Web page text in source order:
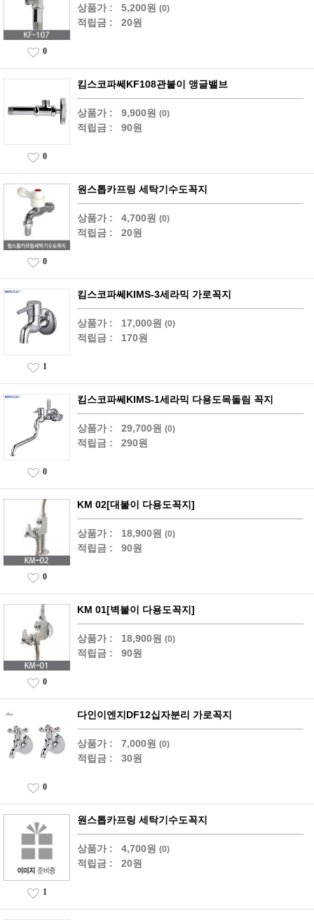
상품가 : 5,200원 (0)
적립금 : 20원
0
킴스코파쎄KF108관붙이 앵글밸브
상품가 : 9,900원 (0)
적립금 : 90원
0
원스톱카프링 세탁기수도꼭지
상품가 : 4,700원 (0)
적립금 : 20원
0
킴스코파쎄KIMS-3세라믹 가로꼭지
상품가 : 17,000원 (0)
적립금 : 170원
1
킴스코파쎄KIMS-1세라믹 다용도목돌림 꼭지
상품가 : 29,700원 (0)
적립금 : 290원
0
KM 02[대붙이 다용도꼭지]
상품가 : 18,900원 (0)
적립금 : 90원
0
KM 01[벽붙이 다용도꼭지]
상품가 : 18,900원 (0)
적립금 : 90원
0
다인이엔지DF12십자분리 가로꼭지
상품가 : 7,000원 (0)
적립금 : 30원
0
원스톱카프링 세탁기수도꼭지
상품가 : 4,700원 (0)
적립금 : 20원
1